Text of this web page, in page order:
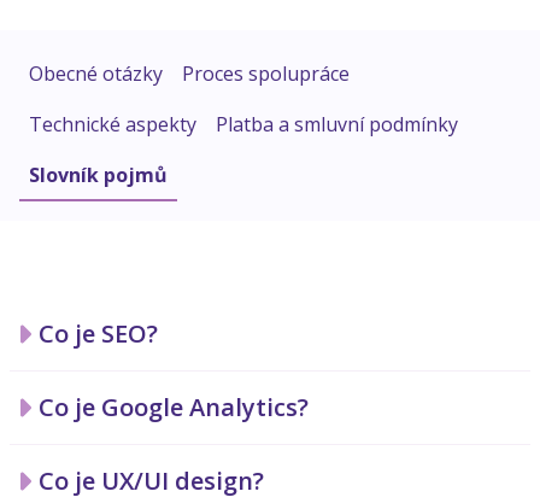
Obecné otázky
Proces spolupráce
Technické aspekty
Platba a smluvní podmínky
Slovník pojmů
Co je SEO?
Co je Google Analytics?
Co je UX/UI design?